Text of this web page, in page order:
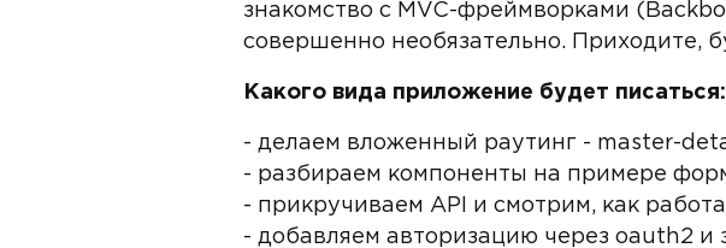
знакомство с MVC-фреймворками
совершенно необязательно. Приходите,
Какого вида приложение будет писаться:
- делаем вложенный раутинг - master-
- разбираем компоненты на примере
- прикручиваем API и смотрим, как
- добавляем авторизацию через oauth2